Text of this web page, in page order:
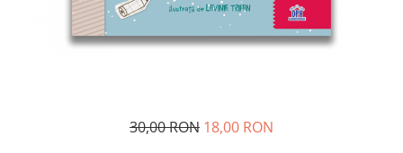
30,00 RON 18,00 RON